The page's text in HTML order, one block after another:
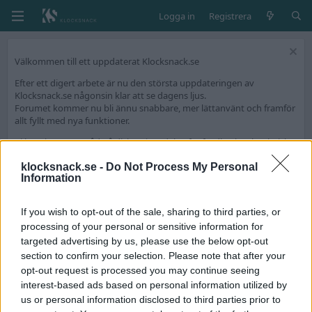
klocksnack.se - Do Not Process My Personal
Information
If you wish to opt-out of the sale, sharing to third parties, or
processing of your personal or sensitive information for
targeted advertising by us, please use the below opt-out
section to confirm your selection. Please note that after your
opt-out request is processed you may continue seeing
interest-based ads based on personal information utilized by
us or personal information disclosed to third parties prior to
Logga in Registrera
Välkommen till ett uppdaterat Klocksnack.se
Efter ett digert arbete är nu den största uppdateringen av
Klocksnack.se någonsin klar att se dagens ljus.
Forumet kommer nu bli ännu snabbare, mer lättanvänt och framför
allt fyllt med nya funktioner.
Vi har skapat en tråd på diskussionsdelen för feedback och tekniska
Tack för att ni är med och skapar Skandinaviens bästa klockforum!
Goodguys & Badguys
tornval
T Tornval
Basic